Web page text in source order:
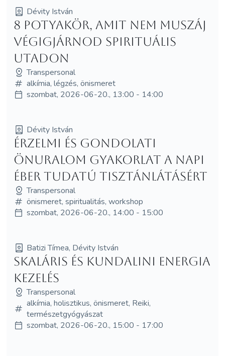
Dévity István
8 potyakör, amit nem muszáj
végigjárnod spirituális
utadon
Transpersonal
alkímia, légzés, önismeret
szombat, 2026-06-20., 13:00 - 14:00
Dévity István
Érzelmi és gondolati
önuralom gyakorlat a napi
éber tudatú tisztánlátásért
Transpersonal
önismeret, spiritualitás, workshop
szombat, 2026-06-20., 14:00 - 15:00
Batizi Tímea, Dévity István
SKALÁRIS ÉS KUNDALINI ENERGIA
KEZELÉS
Transpersonal
alkímia, holisztikus, önismeret, Reiki,
természetgyógyászat
szombat, 2026-06-20., 15:00 - 17:00